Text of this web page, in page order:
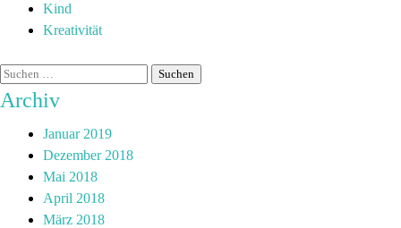
Kind
Kreativität
Archiv
Januar 2019
Dezember 2018
Mai 2018
April 2018
März 2018